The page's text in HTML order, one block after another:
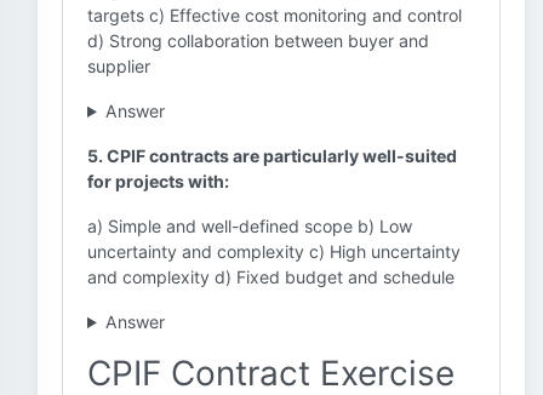
targets c) Effective cost monitoring and control
d) Strong collaboration between buyer and
supplier
Answer
5. CPIF contracts are particularly well-suited
for projects with:
a) Simple and well-defined scope b) Low
uncertainty and complexity c) High uncertainty
and complexity d) Fixed budget and schedule
Answer
CPIF Contract Exercise